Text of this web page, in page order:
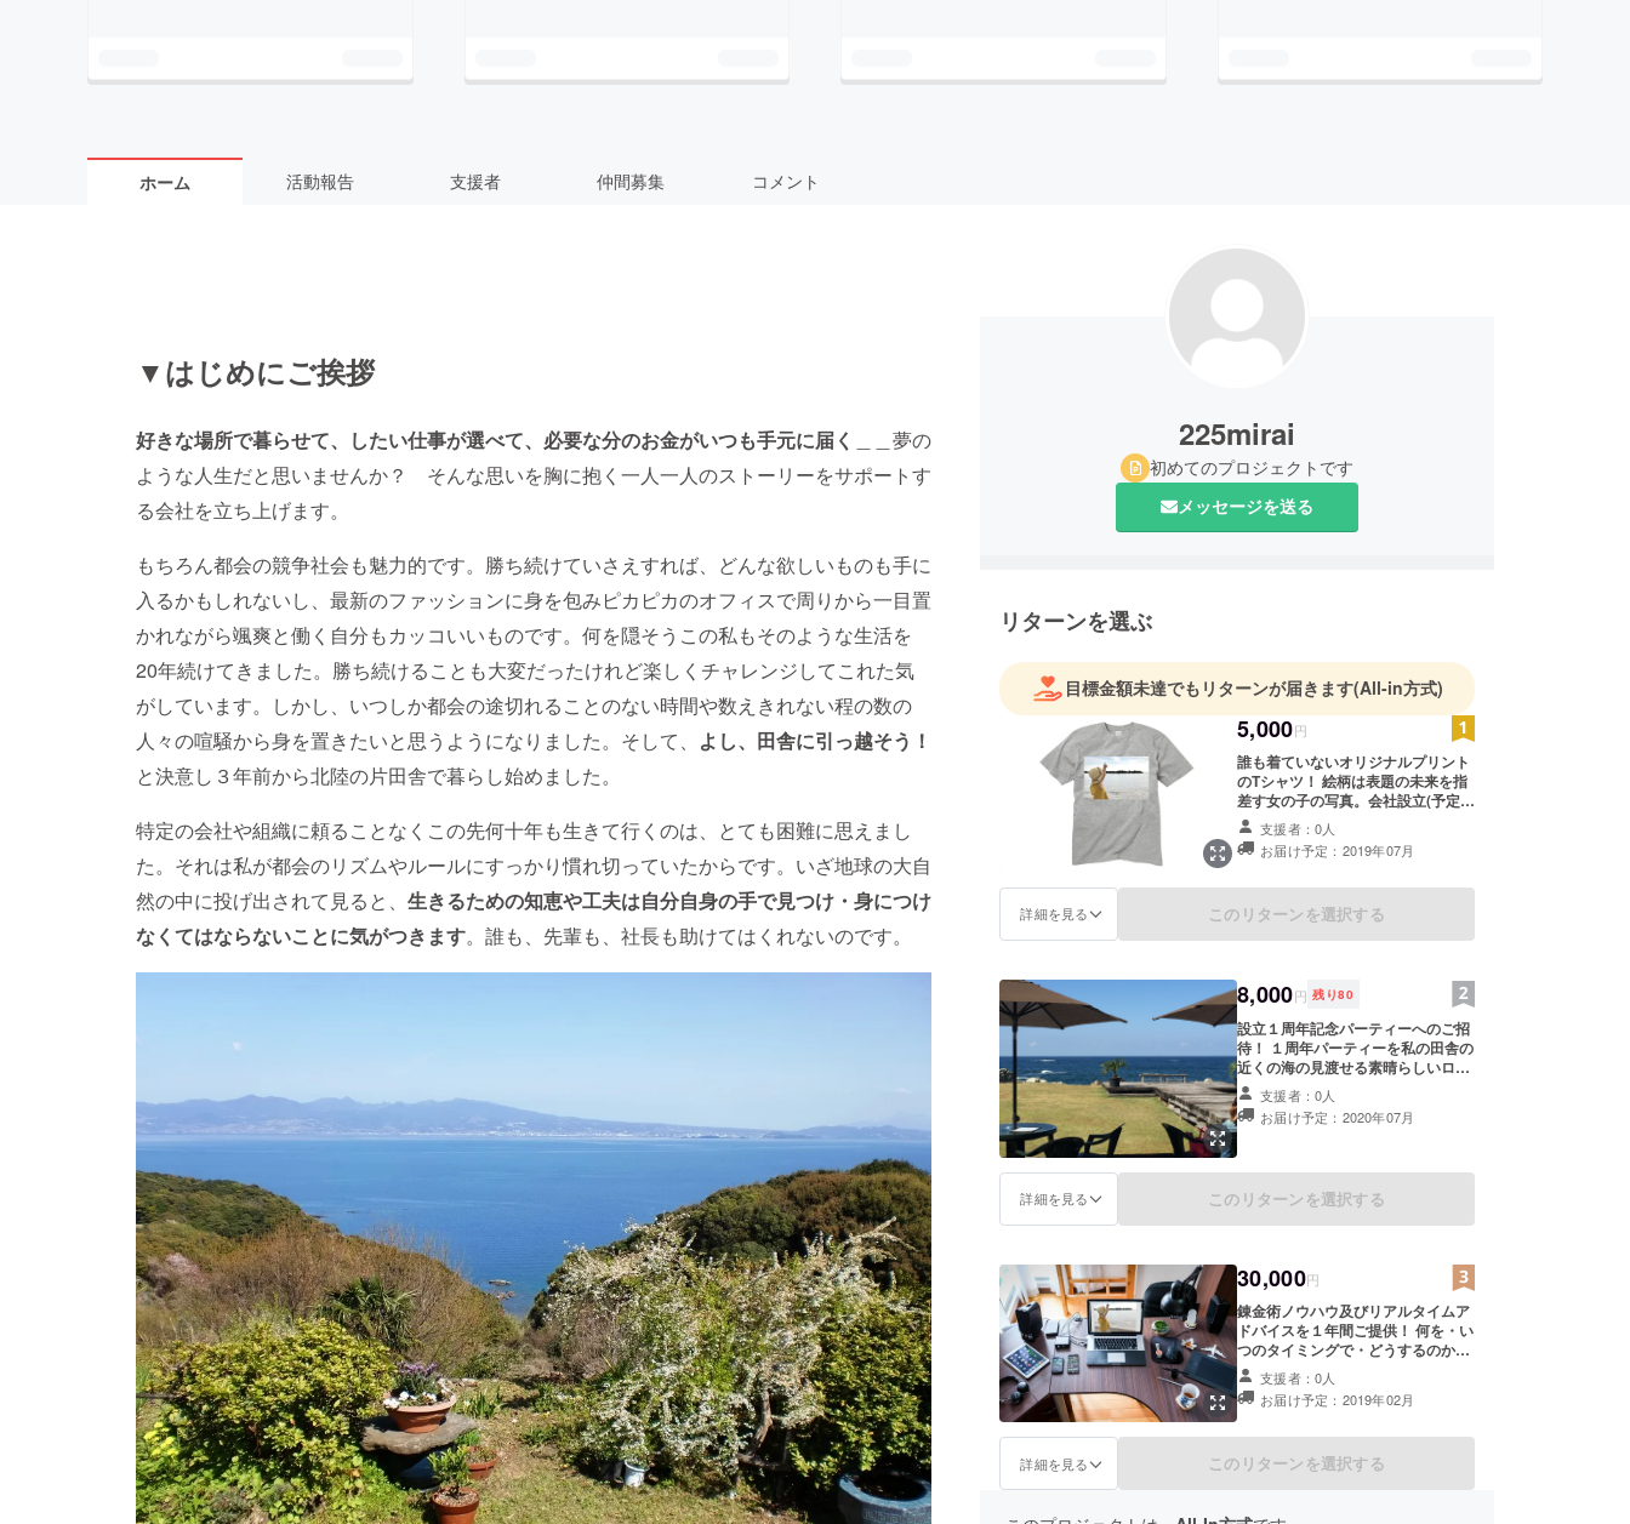
ホーム 活動報告 支援者 仲間募集 コメント
▼はじめにご挨拶
好きな場所で暮らせて、したい仕事が選べて、必要な分のお金がいつも手元に届く
＿＿夢の
ような人生だと思いませんか？ そんな思いを胸に抱く一人一人のストーリーをサポートす
る会社を立ち上げます。
もちろん都会の競争社会も魅力的です。勝ち続けていさえすれば、どんな欲しいものも手に
入るかもしれないし、最新のファッションに身を包みピカピカのオフィスで周りから一目置
かれながら颯爽と働く自分もカッコいいものです。何を隠そうこの私もそのような生活を
20年続けてきました。勝ち続けることも大変だったけれど楽しくチャレンジしてこれた気
がしています。しかし、いつしか都会の途切れることのない時間や数えきれない程の数の
人々の喧騒から身を置きたいと思うようになりました。そして、 よし、田舎に引っ越そう！
と決意し３年前から北陸の片田舎で暮らし始めました。
特定の会社や組織に頼ることなくこの先何十年も生きて行くのは、とても困難に思えまし
た。それは私が都会のリズムやルールにすっかり慣れ切っていたからです。いざ地球の大自
然の中に投げ出されて見ると、 生きるための知恵や工夫は自分自身の手で見つけ・身につけ
なくてはならないことに気がつきます。誰も、先輩も、社長も助けてはくれないのです。
225mirai
初めてのプロジェクトです
メッセージを送る
リターンを選ぶ
目標金額未達でもリターンが届きます(All-in方式)
5,000円
誰も着ていないオリジナルプリント
のTシャツ！ 絵柄は表題の未来を指
差す女の子の写真。会社設立(予定は
2019年7月)に合わせてご提供いたし
ます。支援者：0人
お届け予定：2019年07月
詳細を見る このリターンを選択する
8,000円 残り80
設立１周年記念パーティーへのご招
待！ １周年パーティーを私の田舎の
近くの海の見渡せる素晴らしいロ
ケーションのカフェで行います。そ
のパーティーへの参加特典（記念品
付き）をご提供いたします。
支援者：0人
お届け予定：2020年07月
詳細を見る このリターンを選択する
30,000円
錬金術ノウハウ及びリアルタイムア
ドバイスを１年間ご提供！ 何を・い
つのタイミングで・どうするのかを
都度メールで情報提供します。また
「何故そうなのか」も合わせて勉強
できるようにしたいと考えていま
支援者：0人
お届け予定：2019年02月
詳細を見る このリターンを選択する